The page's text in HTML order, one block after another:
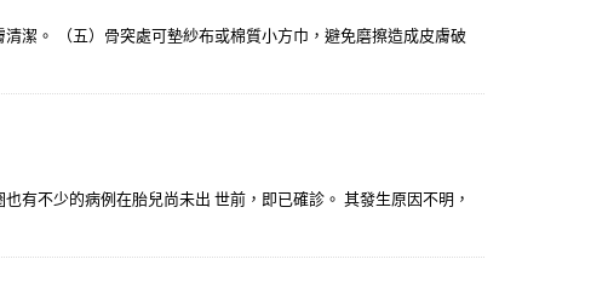
潔。 （五）骨突處可墊紗布或棉質小方巾，避免磨擦造成皮膚破
有不少的病例在胎兒尚未出 世前，即已確診。 其發生原因不明，